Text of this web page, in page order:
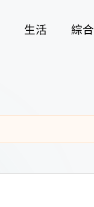
生活 綜合